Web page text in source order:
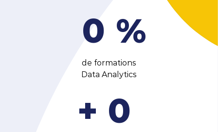
0 %
de formations
Data Analytics
+ 0